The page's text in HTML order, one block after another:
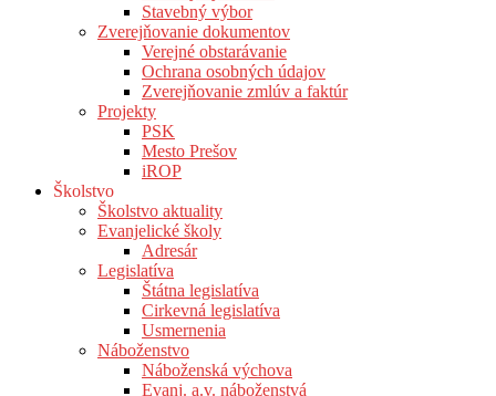
Stavebný výbor
Zverejňovanie dokumentov
Verejné obstarávanie
Ochrana osobných údajov
Zverejňovanie zmlúv a faktúr
Projekty
PSK
Mesto Prešov
iROP
Školstvo
Školstvo aktuality
Evanjelické školy
Adresár
Legislatíva
Štátna legislatíva
Cirkevná legislatíva
Usmernenia
Náboženstvo
Náboženská výchova
Evanj. a.v. náboženstvá